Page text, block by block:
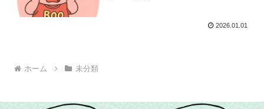
2026.01.01
ホーム 未分類